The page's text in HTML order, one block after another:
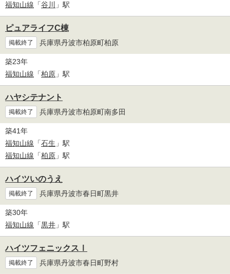
福知山線 「谷川 」駅
ピュアライフC棟
掲載終了 兵庫県丹波市柏原町柏原
築23年
福知山線 「柏原 」駅
ハヤシテナント
掲載終了 兵庫県丹波市柏原町南多田
築41年
福知山線 「石生 」駅
福知山線 「柏原 」駅
ハイツいのうえ
掲載終了 兵庫県丹波市春日町黒井
築30年
福知山線 「黒井 」駅
ハイツフェニックスⅠ
掲載終了 兵庫県丹波市春日町野村